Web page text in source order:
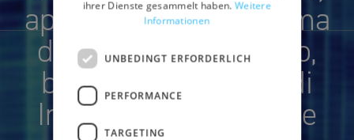
applicate su un sistema
di accumulo TErmico,
basate su tecniche di
Intelligenza Artificiale
ihrer Dienste gesammelt haben. Weitere
Informationen
UNBEDINGT ERFORDERLICH
PERFORMANCE
TARGETING